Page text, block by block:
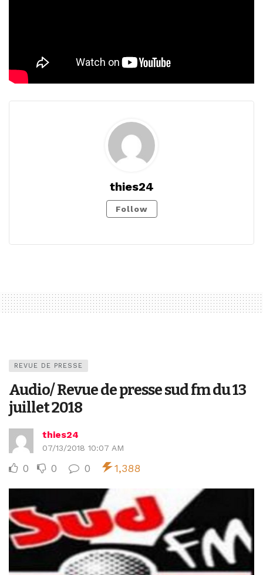
thies24
Follow
REVUE DE PRESSE
Audio/ Revue de presse sud fm du 13
juillet 2018
thies24
07/13/2018 10:07 AM
0 0 0 1,388